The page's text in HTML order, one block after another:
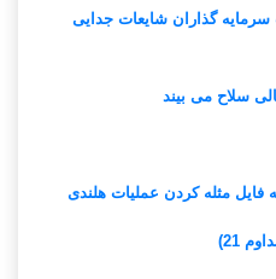
گذاران شایعات جدایی
سلاح می بیند
فایل مثله کردن عملیات هلندی
21)